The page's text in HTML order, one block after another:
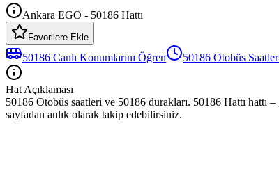
Ankara EGO - 50186 Hattı
Favorilere Ekle
50186 Canlı Konumlarını Öğren 50186 Otobüs
Hat Açıklaması
50186 Otobüs saatleri ve 50186 durakları. 50186 Hattı hattı
sayfadan anlık olarak takip edebilirsiniz.